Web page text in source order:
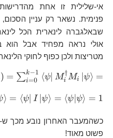
אי-שלילית זו אחת
פנימית. נשאר רק עניין
שבאלגברה לינארית הכל
אולי נראה מפחיד אבל
מטריצות ולכן כפוף לחוקי
) = ∑i=0
k−1 ⟨ψ Mi
†Mi ψ⟩ =
⟩ = ⟨ψ I ∣ψ⟩ = ⟨ψ ψ⟩ = 1
כשהמעבר האחרון נובע מכך ש-
\left|\psi\right\rangle
פשוט מאוד!